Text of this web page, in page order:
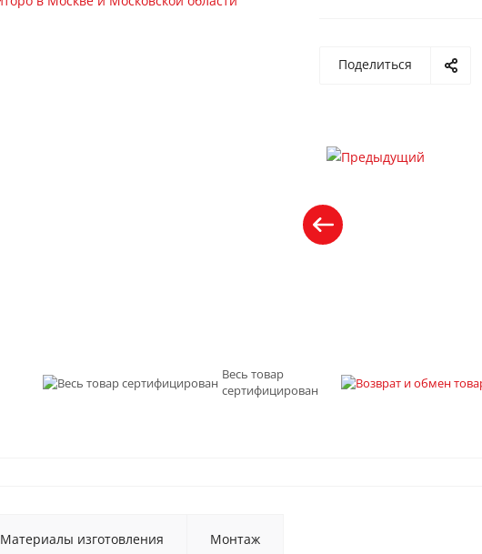
Поделиться
Весь товар
сертифицирован
Материалы изготовления Монтаж